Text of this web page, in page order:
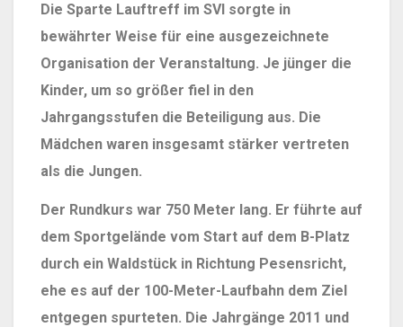
Die Sparte Lauftreff im SVI sorgte in
bewährter Weise für eine ausgezeichnete
Organisation der Veranstaltung. Je jünger die
Kinder, um so größer fiel in den
Jahrgangsstufen die Beteiligung aus. Die
Mädchen waren insgesamt stärker vertreten
als die Jungen.
Der Rundkurs war 750 Meter lang. Er führte auf
dem Sportgelände vom Start auf dem B-Platz
durch ein Waldstück in Richtung Pesensricht,
ehe es auf der 100-Meter-Laufbahn dem Ziel
entgegen spurteten. Die Jahrgänge 2011 und